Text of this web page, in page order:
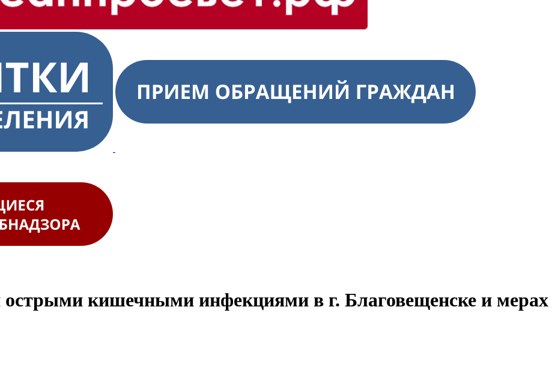
острыми кишечными инфекциями в г. Благовещенске и мерах